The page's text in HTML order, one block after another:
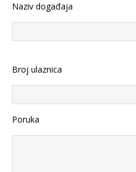
Naziv događaja
Broj ulaznica
Poruka